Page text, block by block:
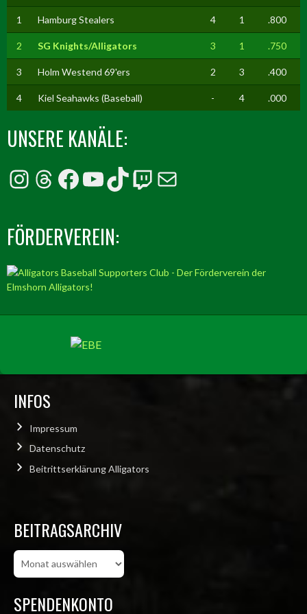
1 Hamburg Stealers 4 1 .800
2 SG Knights/Alligators 3 1 .750
3 Holm Westend 69'ers 2 3 .400
4 Kiel Seahawks (Baseball) - 4 .000
UNSERE KANÄLE:
Instagram
Threads
Facebook
YouTube
TikTok
Twitch
E-Mail
FÖRDERVEREIN:
INFOS
Impressum
Datenschutz
Beitrittserklärung Alligators
BEITRAGSARCHIV
Beitragsarchiv
SPENDENKONTO